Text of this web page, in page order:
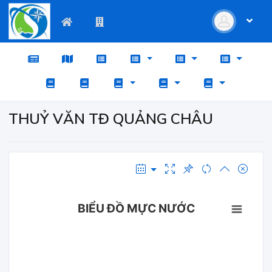
THUỶ VĂN TĐ QUẢNG CHÂU
BIỂU ĐỒ MỰC NƯỚC